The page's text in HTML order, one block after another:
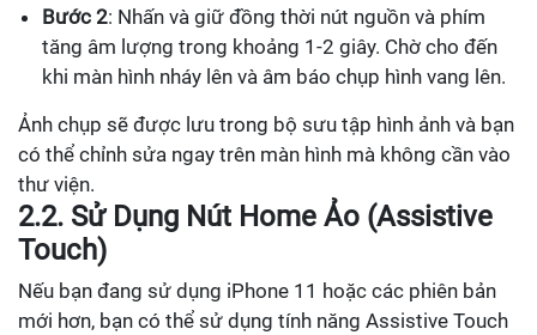
Bước 2: Nhấn và giữ đồng thời nút nguồn và phím
tăng âm lượng trong khoảng 1-2 giây. Chờ cho đến
khi màn hình nháy lên và âm báo chụp hình vang lên.
Ảnh chụp sẽ được lưu trong bộ sưu tập hình ảnh và bạn
có thể chỉnh sửa ngay trên màn hình mà không cần vào
thư viện.
2.2. Sử Dụng Nút Home Ảo (Assistive
Touch)
Nếu bạn đang sử dụng iPhone 11 hoặc các phiên bản
mới hơn, bạn có thể sử dụng tính năng Assistive Touch